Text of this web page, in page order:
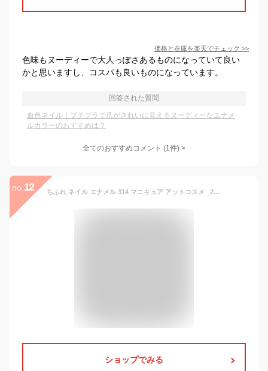
価格と在庫を楽天でチェック >>
色味もヌーディーで大人っぽさあるものになっていて良い
かと思いますし、コスパも良いものになっています。
回答された質問
血色ネイル｜プチプラで爪がきれいに見えるヌーディーなエナメ
ルカラーのおすすめは？
全てのおすすめコメント (1件) >
no. 12 ちふれ ネイル エナメル 314 マニキュア アットコスメ _25Mar
ショップでみる